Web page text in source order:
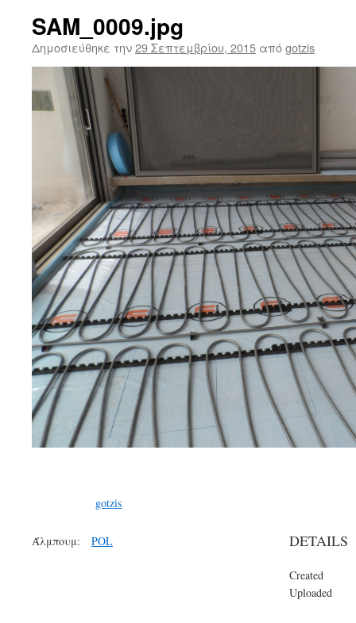
SAM_0009.jpg
Δημοσιεύθηκε την29 Σεπτεμβρίου, 2015 απόgotzis
gotzis
Άλμπουμ: POL DETAILS
Created
Uploaded